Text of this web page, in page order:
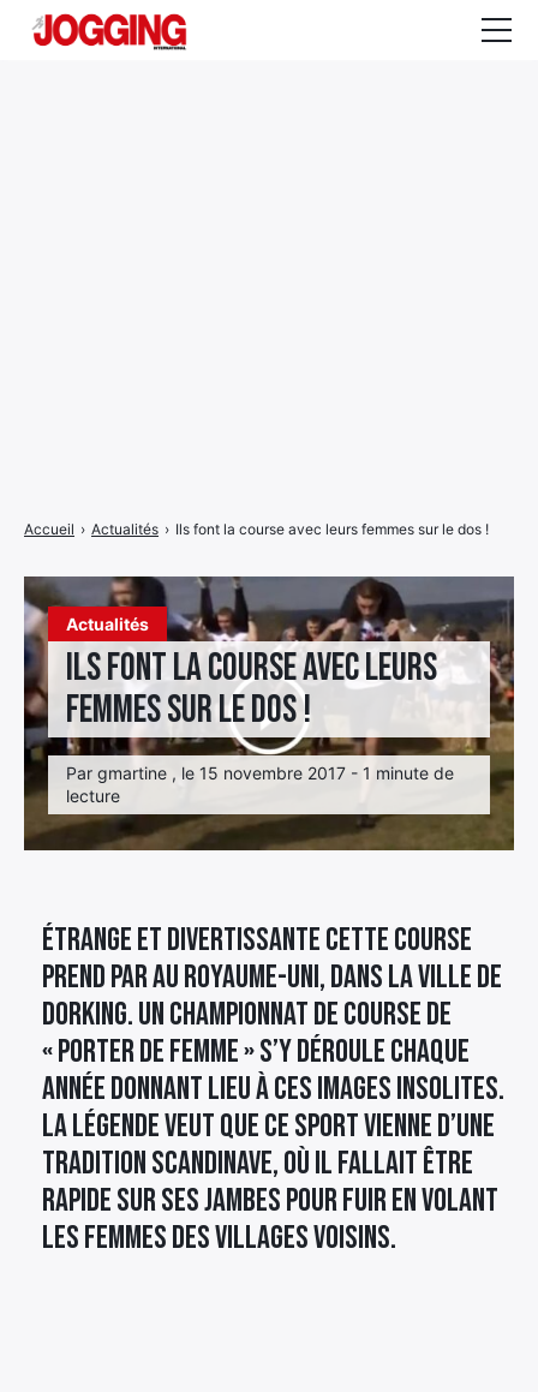
Actualités
Ils font la course avec leurs
femmes sur le dos !
Par gmartine , le 15 novembre 2017 - 1 minute de
lecture
Accueil › Actualités › Ils font la course avec leurs femmes sur le dos !
Étrange et divertissante cette course
prend par au Royaume-Uni, dans la ville de
Dorking. Un championnat de course de
« porter de femme » s’y déroule chaque
année donnant lieu à ces images insolites.
La légende veut que ce sport vienne d’une
tradition scandinave, où il fallait être
rapide sur ses jambes pour fuir en volant
les femmes des villages voisins.
Élément
de
menu
Élément
de
menu
Élément
de
menu